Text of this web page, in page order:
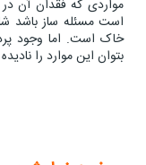
مواردی که فقدان آن
است مسئله ساز باشد
خاک است. اما وجود
بتوان این موارد را